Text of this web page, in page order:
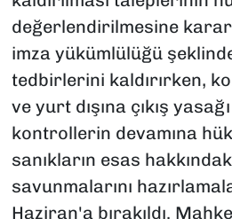
değerlendirilmesine
imza yükümlülüğü
tedbirlerini kaldırırken,
ve yurt dışına çıkış
kontrollerin devamına
sanıkların esas
savunmalarını
Haziran'a bırakıldı.